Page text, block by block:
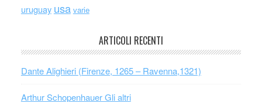
uruguay usa varie
ARTICOLI RECENTI
Dante Alighieri (Firenze, 1265 – Ravenna,1321)
Arthur Schopenhauer Gli altri